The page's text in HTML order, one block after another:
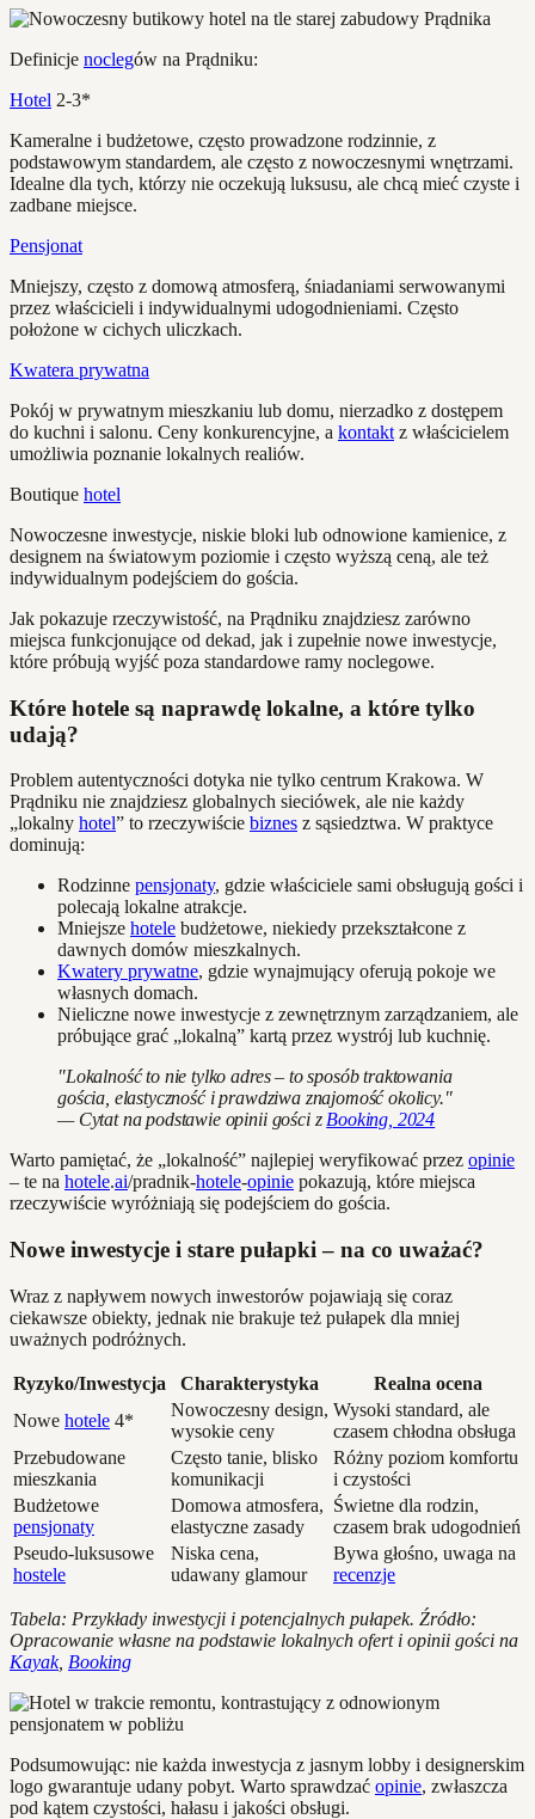
Definicje noclegów na Prądniku:
Hotel 2-3*
Kameralne i budżetowe, często prowadzone rodzinnie, z
podstawowym standardem, ale często z nowoczesnymi wnętrzami.
Idealne dla tych, którzy nie oczekują luksusu, ale chcą mieć czyste i
zadbane miejsce.
Pensjonat
Mniejszy, często z domową atmosferą, śniadaniami serwowanymi
przez właścicieli i indywidualnymi udogodnieniami. Często
położone w cichych uliczkach.
Kwatera prywatna
Pokój w prywatnym mieszkaniu lub domu, nierzadko z dostępem
do kuchni i salonu. Ceny konkurencyjne, a kontakt z właścicielem
umożliwia poznanie lokalnych realiów.
Boutique hotel
Nowoczesne inwestycje, niskie bloki lub odnowione kamienice, z
designem na światowym poziomie i często wyższą ceną, ale też
indywidualnym podejściem do gościa.
Jak pokazuje rzeczywistość, na Prądniku znajdziesz zarówno
miejsca funkcjonujące od dekad, jak i zupełnie nowe inwestycje,
które próbują wyjść poza standardowe ramy noclegowe.
Które hotele są naprawdę lokalne, a które tylko
udają?
Problem autentyczności dotyka nie tylko centrum Krakowa. W
Prądniku nie znajdziesz globalnych sieciówek, ale nie każdy
„lokalny hotel” to rzeczywiście biznes z sąsiedztwa. W praktyce
dominują:
Rodzinne pensjonaty, gdzie właściciele sami obsługują gości i
polecają lokalne atrakcje.
Mniejsze hotele budżetowe, niekiedy przekształcone z
dawnych domów mieszkalnych.
Kwatery prywatne, gdzie wynajmujący oferują pokoje we
własnych domach.
Nieliczne nowe inwestycje z zewnętrznym zarządzaniem, ale
próbujące grać „lokalną” kartą przez wystrój lub kuchnię.
"Lokalność to nie tylko adres – to sposób traktowania
gościa, elastyczność i prawdziwa znajomość okolicy."
— Cytat na podstawie opinii gości z Booking, 2024
Warto pamiętać, że „lokalność” najlepiej weryfikować przez opinie
– te na hotele.ai/pradnik-hotele-opinie pokazują, które miejsca
rzeczywiście wyróżniają się podejściem do gościa.
Nowe inwestycje i stare pułapki – na co uważać?
Wraz z napływem nowych inwestorów pojawiają się coraz
ciekawsze obiekty, jednak nie brakuje też pułapek dla mniej
uważnych podróżnych.
Ryzyko/Inwestycja Charakterystyka
Realna ocena
Nowe hotele 4*
Nowoczesny design,
wysokie ceny
Wysoki standard, ale
czasem chłodna obsługa
Przebudowane
mieszkania
Często tanie, blisko
komunikacji
Różny poziom komfortu
i czystości
Budżetowe
pensjonaty
Domowa atmosfera,
elastyczne zasady
Świetne dla rodzin,
czasem brak udogodnień
Pseudo-luksusowe
hostele
Niska cena,
udawany glamour
Bywa głośno, uwaga na
recenzje
Tabela: Przykłady inwestycji i potencjalnych pułapek. Źródło:
Opracowanie własne na podstawie lokalnych ofert i opinii gości na
Kayak, Booking
Podsumowując: nie każda inwestycja z jasnym lobby i designerskim
logo gwarantuje udany pobyt. Warto sprawdzać opinie, zwłaszcza
pod kątem czystości, hałasu i jakości obsługi.